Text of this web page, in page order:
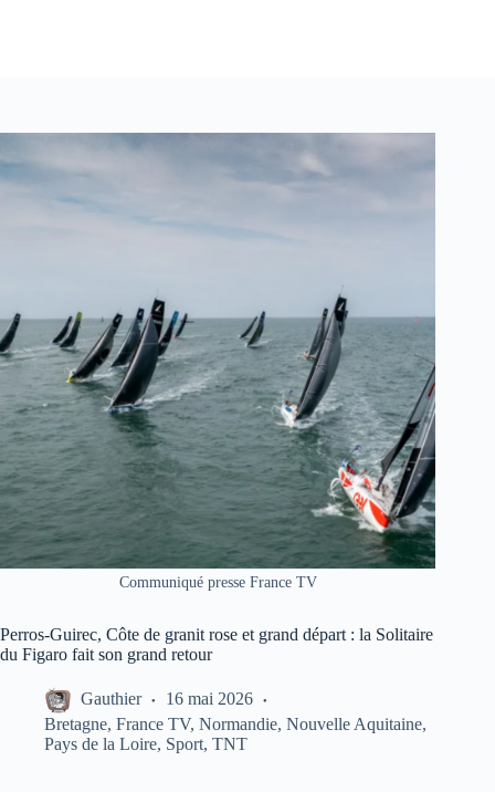
Communiqué presse France TV
Perros-Guirec, Côte de granit rose et grand départ : la Solitaire
du Figaro fait son grand retour
Gauthier
16 mai 2026
Bretagne, France TV, Normandie, Nouvelle Aquitaine,
Pays de la Loire, Sport, TNT